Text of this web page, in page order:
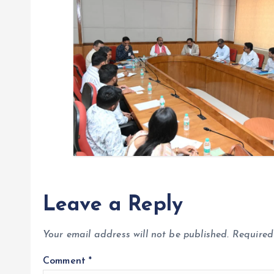
Leave a Reply
Your email address will not be published.
Comment*